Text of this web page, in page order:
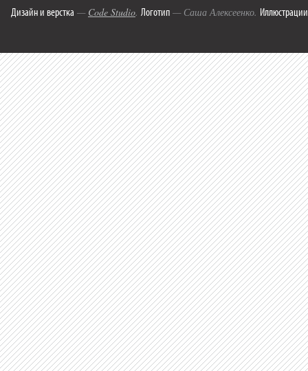
Дизайн и верстка — Code Studio. Логотип — Саша Алексеенко. Иллюстрации